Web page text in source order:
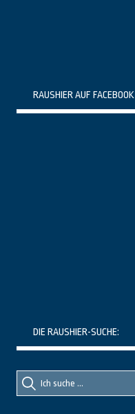
RAUSHIER AUF FACEBOOK
DIE RAUSHIER-SUCHE:
Suche
nach::
Suche
nach: